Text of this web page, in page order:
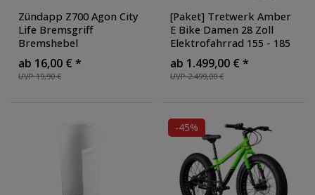
Zündapp Z700 Agon City
Life Bremsgriff
Bremshebel
Dreifingertyp
Fahrradbremse Bremse
Set links rechts
UVP 19,90 €
ab 16,00 € *
[Paket] Tretwerk Amber
E Bike Damen 28 Zoll
Elektrofahrrad 155 - 185
cm Hollandrad
Tiefeinsteiger mit 9 Gang
Schaltung
UVP 2.499,00 €
ab 1.499,00 € *
-45%